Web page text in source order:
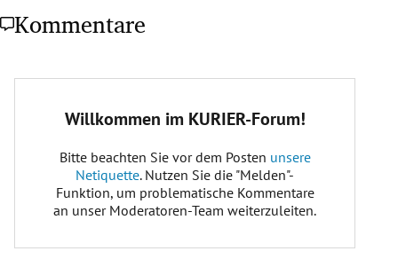
Kommentare